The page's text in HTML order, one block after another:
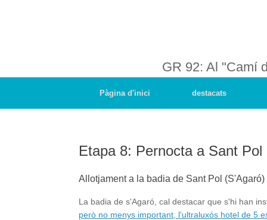
GR 92: Al "Camí
Pàgina d'inici destacats
Etapa 8: Pernocta a Sant
Allotjament a la badia de Sant Pol (S'Agaró)
La badia de s'Agaró, cal destacar que s'hi han
però no menys important, l'ultraluxós hotel de 5